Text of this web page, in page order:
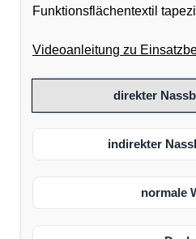
Funktionsflächentextil
Videoanleitung zu
direkter
indirekter
normale